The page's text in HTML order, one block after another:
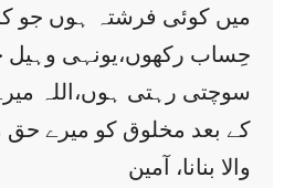
میں کوئی فرشتہ ہوں جو
حِساب رکھوں،یونہی وہیل
سوچتی رہتی ہوں،اللہ
کے بعد مخلوق کو میرے حق
والا بنانا، آمین